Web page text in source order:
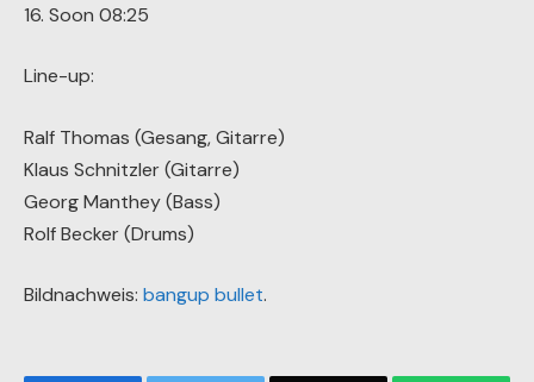
16. Soon 08:25
Line-up:
Ralf Thomas (Gesang, Gitarre)
Klaus Schnitzler (Gitarre)
Georg Manthey (Bass)
Rolf Becker (Drums)
Bildnachweis: bangup bullet.